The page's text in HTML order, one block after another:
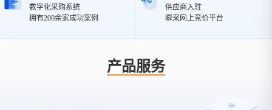
数字化采购系统
拥有200余家成功案例
供应商入驻
瞬采网上竞价平台
产品服务